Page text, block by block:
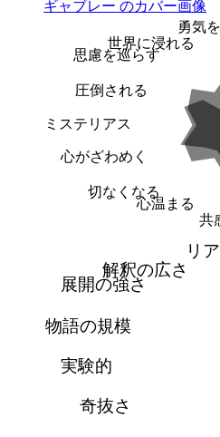
勇気
共
心温まる
切なくなる
心がざわめく
ミステリアス
圧倒される
思慮を巡らす
世界に浸れる
リ
奇抜さ
実験的
物語の規模
展開の強さ
解釈の広さ